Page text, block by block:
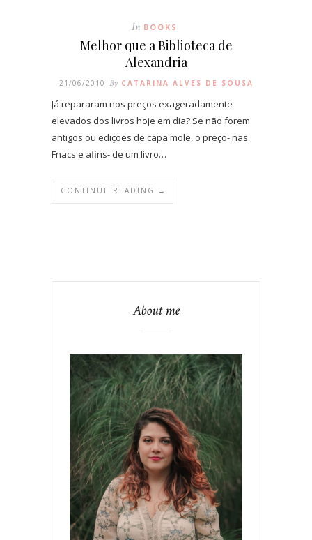
In BOOKS
Melhor que a Biblioteca de
Alexandria
21/06/2010 By CATARINA ALVES DE SOUSA
Já repararam nos preços exageradamente
elevados dos livros hoje em dia? Se não forem
antigos ou edições de capa mole, o preço- nas
Fnacs e afins- de um livro…
CONTINUE READING →
About me